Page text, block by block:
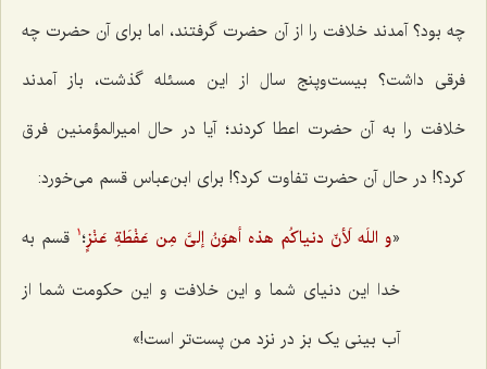
چه بود؟ آمدند خلافت را از آن حضرت گرفتند، اما برای آن حضرت چه
فرقی داشت؟ بیست‌وپنج سال از این مسئله گذشت، باز آمدند
خلافت را به آن حضرت اعطا کردند؛ آیا در حال امیرالمؤمنین فرق
کرد؟! در حال آن حضرت تفاوت کرد؟! برای ابن‌عباس قسم می‌خورد:
«و اللَه لَأنّ دنیاکُم هذه أهوَنُ إلیَّ مِن عَفْطَةِ عَنْزٍ؛ 1
قسم به
خدا این دنیای شما و این خلافت و این حکومت شما از
آب بینی یک بز در نزد من پست‌تر است!»